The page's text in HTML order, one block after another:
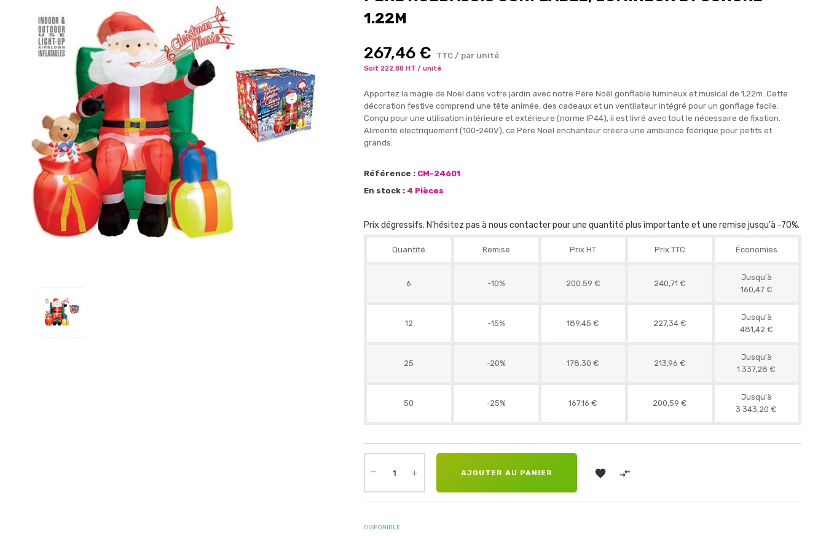
1.22M
267,46 € TTC / par unité
Soit 222.88 HT / unité
Apportez la magie de Noël dans votre jardin avec notre Père Noël gonflable lumineux et musical de 1,22m. Cette
décoration festive comprend une tête animée, des cadeaux et un ventilateur intégré pour un gonflage facile.
Conçu pour une utilisation intérieure et extérieure (norme IP44), il est livré avec tout le nécessaire de fixation.
Alimenté électriquement (100-240V), ce Père Noël enchanteur créera une ambiance féérique pour petits et
grands.
Référence : CM-24601
En stock : 4 Pièces
Prix dégressifs. N'hésitez pas à nous contacter pour une quantité plus importante et une remise jusqu'à -70%.
Quantité Remise Prix HT Prix TTC Économies
6 -10% 200.59 € 240,71 €
Jusqu'à
160,47 €
12 -15% 189.45 € 227,34 €
Jusqu'à
481,42 €
25 -20% 178.30 € 213,96 €
Jusqu'à
1 337,28 €
50 -25% 167.16 € 200,59 €
Jusqu'à
3 343,20 €
AJOUTER AU PANIER  
DISPONIBLE